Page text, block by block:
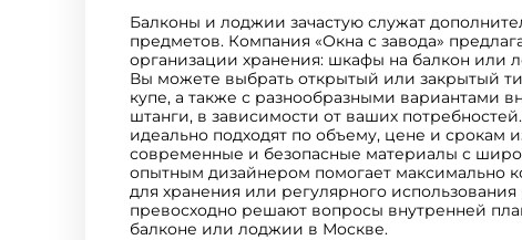
Балконы и лоджии зачастую служат
предметов. Компания «Окна с завода»
организации хранения: шкафы на балкон или
Вы можете выбрать открытый или закрытый
купе, а также с разнообразными вариантами
штанги, в зависимости от ваших
идеально подходят по объему, цене и срокам
современные и безопасные материалы с
опытным дизайнером помогает максимально
для хранения или регулярного
превосходно решают вопросы внутренней
балконе или лоджии в Москве.